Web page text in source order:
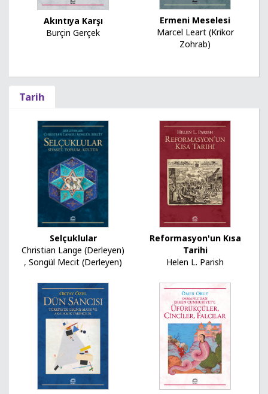
Akıntıya Karşı
Burçin Gerçek
Ermeni Meselesi
Marcel Leart (Krikor
Zohrab)
Tarih
Selçuklular
Christian Lange (Derleyen)
, Songül Mecit (Derleyen)
Reformasyon'un Kısa
Tarihi
Helen L. Parish